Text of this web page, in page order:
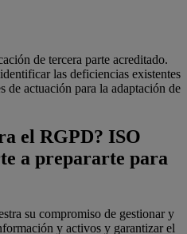
de tercera parte acreditado.
las deficiencias existentes
actuación para la adaptación de
el RGPD? ISO
a prepararte para
su compromiso de gestionar y
y activos y garantizar el